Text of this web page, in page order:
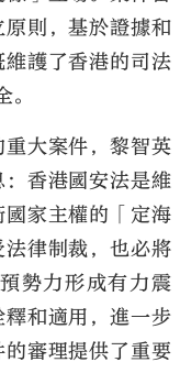
則，基於證據和
護了香港的司法
大案件，黎智英
香港國安法是維
家主權的「定海
律制裁，也必將
勢力形成有力震
和適用，進一步
審理提供了重要